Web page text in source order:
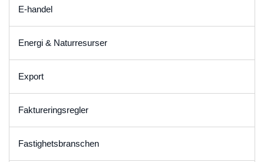
E-handel
Energi & Naturresurser
Export
Faktureringsregler
Fastighetsbranschen